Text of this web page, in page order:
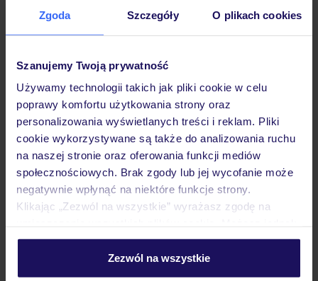
Zgoda Szczegóły O plikach cookies
Szanujemy Twoją prywatność
Używamy technologii takich jak pliki cookie w celu
poprawy komfortu użytkowania strony oraz
personalizowania wyświetlanych treści i reklam. Pliki
cookie wykorzystywane są także do analizowania ruchu
na naszej stronie oraz oferowania funkcji mediów
społecznościowych. Brak zgody lub jej wycofanie może
negatywnie wpłynąć na niektóre funkcje strony.
Klikając „Zezwól na wszystkie” wyrażasz zgodę na
personalizować swój wybór wchodząc w zakładkę
Szczegółowe informacje o plikach cookie znajdziesz
Zezwól na wszystkie
Hotel
Pokoje
Wyżywienie
Atrakcje
Ważne informacje